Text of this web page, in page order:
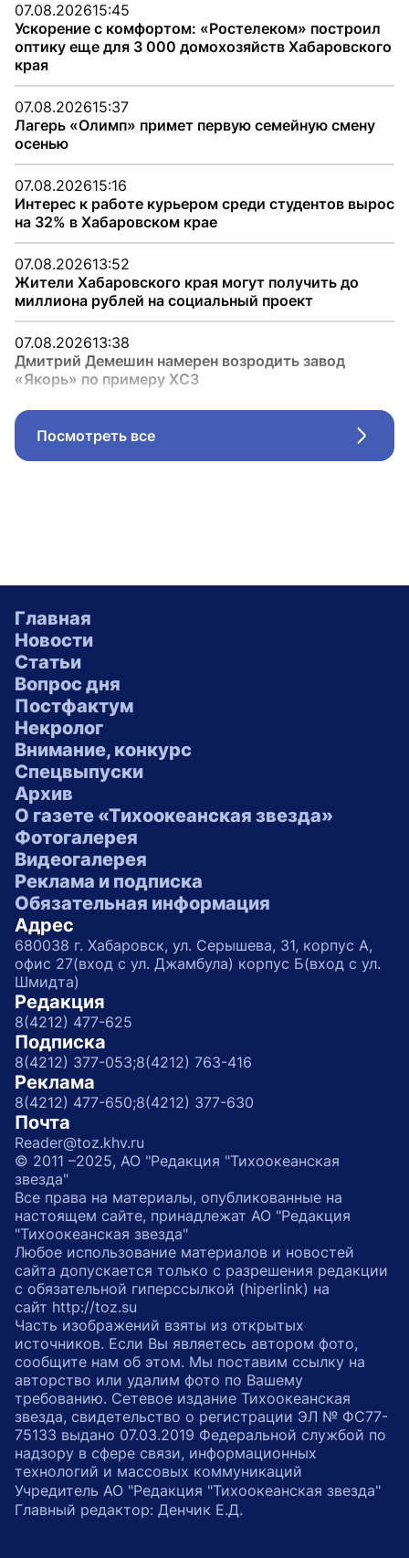
07.08.202615:45
Ускорение с комфортом: «Ростелеком» построил
оптику еще для 3 000 домохозяйств Хабаровского
края
07.08.202615:37
Лагерь «Олимп» примет первую семейную смену
осенью
07.08.202615:16
Интерес к работе курьером среди студентов вырос
на 32% в Хабаровском крае
07.08.202613:52
Жители Хабаровского края могут получить до
миллиона рублей на социальный проект
07.08.202613:38
Дмитрий Демешин намерен возродить завод
«Якорь» по примеру ХСЗ
Посмотреть все
Главная
Новости
Статьи
Вопрос дня
Постфактум
Некролог
Внимание, конкурс
Спецвыпуски
Архив
О газете «Тихоокеанская звезда»
Фотогалерея
Видеогалерея
Реклама и подписка
Обязательная информация
Адрес
680038 г. Хабаровск, ул. Серышева, 31, корпус А,
офис 27(вход с ул. Джамбула) корпус Б(вход с ул.
Шмидта)
Редакция
8(4212) 477-625
Подписка
8(4212) 377-053;8(4212) 763-416
Реклама
8(4212) 477-650;8(4212) 377-630
Почта
Reader@toz.khv.ru
© 2011 –2025, АО "Редакция "Тихоокеанская
звезда"
Все права на материалы, опубликованные на
настоящем сайте, принадлежат АО "Редакция
"Тихоокеанская звезда"
Любое использование материалов и новостей
сайта допускается только с разрешения редакции
с обязательной гиперссылкой (hiperlink) на
сайт http://toz.su
Часть изображений взяты из открытых
источников. Если Вы являетесь автором фото,
сообщите нам об этом. Мы поставим ссылку на
авторство или удалим фото по Вашему
требованию. Сетевое издание Тихоокеанская
звезда, свидетельство о регистрации ЭЛ № ФС77-
75133 выдано 07.03.2019 Федеральной службой по
надзору в сфере связи, информационных
технологий и массовых коммуникаций
Учредитель АО "Редакция "Тихоокеанская звезда"
Главный редактор: Денчик Е.Д.